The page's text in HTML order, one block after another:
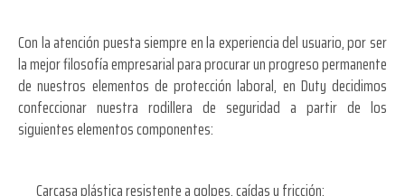
Con la atención puesta siempre en la experiencia del usuario, por ser
la mejor filosofía empresarial para procurar un progreso permanente
de nuestros elementos de protección laboral, en Duty decidimos
confeccionar nuestra rodillera de seguridad a partir de los
siguientes elementos componentes:
Carcasa plástica resistente a golpes, caídas y fricción;